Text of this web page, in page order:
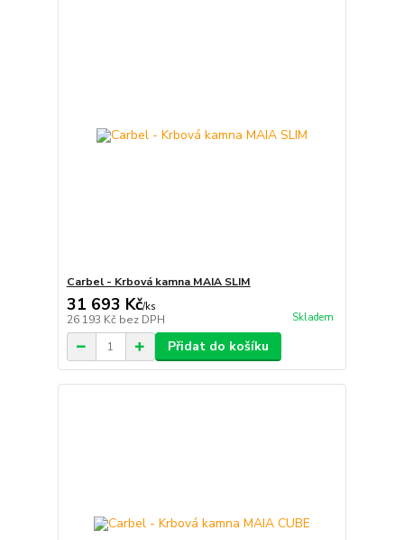
Carbel - Krbová kamna MAIA SLIM
31 693 Kč/ks
26 193 Kč bez DPH Skladem
Přidat do košíku